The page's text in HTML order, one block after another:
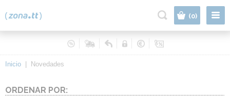
(0)
Inicio Novedades
ORDENAR POR: